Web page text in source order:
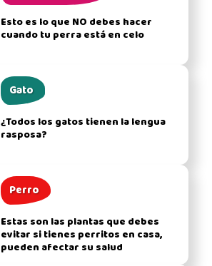
Esto es lo que NO debes hacer
cuando tu perra está en celo
Gato
¿Todos los gatos tienen la lengua
rasposa?
Perro
Estas son las plantas que debes
evitar si tienes perritos en casa,
pueden afectar su salud